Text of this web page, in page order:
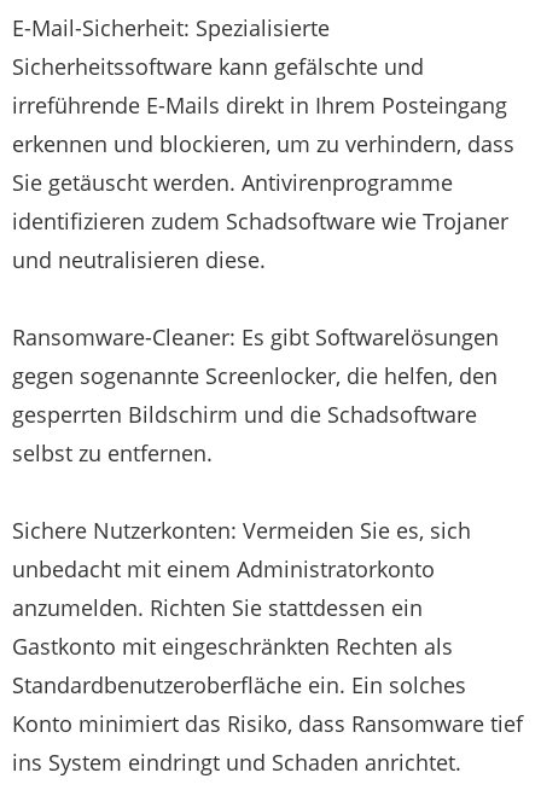
E-Mail-Sicherheit: Spezialisierte
Sicherheitssoftware kann gefälschte und
irreführende E-Mails direkt in Ihrem Posteingang
erkennen und blockieren, um zu verhindern, dass
Sie getäuscht werden. Antivirenprogramme
identifizieren zudem Schadsoftware wie Trojaner
und neutralisieren diese.
Ransomware-Cleaner: Es gibt Softwarelösungen
gegen sogenannte Screenlocker, die helfen, den
gesperrten Bildschirm und die Schadsoftware
selbst zu entfernen.
Sichere Nutzerkonten: Vermeiden Sie es, sich
unbedacht mit einem Administratorkonto
anzumelden. Richten Sie stattdessen ein
Gastkonto mit eingeschränkten Rechten als
Standardbenutzeroberfläche ein. Ein solches
Konto minimiert das Risiko, dass Ransomware tief
ins System eindringt und Schaden anrichtet.